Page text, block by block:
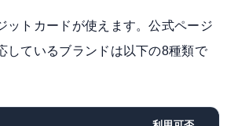
ットカードが使えます。公式ページ
しているブランドは以下の8種類で